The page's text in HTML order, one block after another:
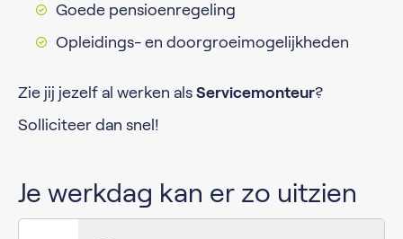
Goede pensioenregeling
Opleidings- en doorgroeimogelijkheden
Zie jij jezelf al werken als Servicemonteur?
Solliciteer dan snel!
Je werkdag kan er zo uitzien